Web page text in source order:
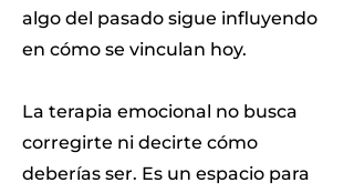
algo del pasado sigue influyendo
en cómo se vinculan hoy.
La terapia emocional no busca
corregirte ni decirte cómo
deberías ser. Es un espacio para